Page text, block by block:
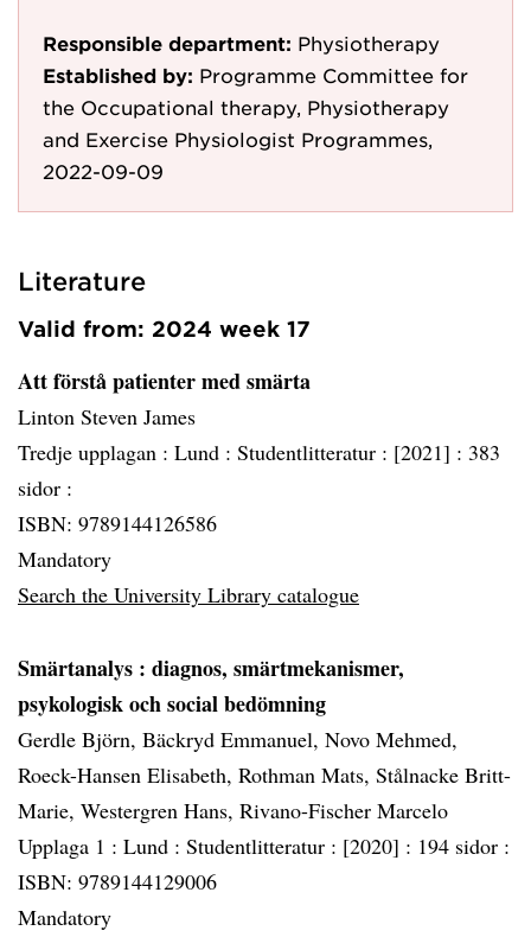
Responsible department: Physiotherapy
Established by: Programme Committee for
the Occupational therapy, Physiotherapy
and Exercise Physiologist Programmes,
2022-09-09
Literature
Valid from: 2024 week 17
Att förstå patienter med smärta
Linton Steven James
Tredje upplagan : Lund : Studentlitteratur : [2021] : 383
sidor :
ISBN: 9789144126586
Mandatory
Search the University Library catalogue
Smärtanalys : diagnos, smärtmekanismer,
psykologisk och social bedömning
Gerdle Björn, Bäckryd Emmanuel, Novo Mehmed,
Roeck-Hansen Elisabeth, Rothman Mats, Stålnacke Britt-
Marie, Westergren Hans, Rivano-Fischer Marcelo
Upplaga 1 : Lund : Studentlitteratur : [2020] : 194 sidor :
ISBN: 9789144129006
Mandatory